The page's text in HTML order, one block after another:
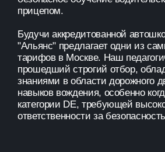
прицепом.
Будучи аккредитованной
"Альянс" предлагает одни из
тарифов в Москве. Наш
прошедший строгий отбор,
знаниями в области дорожного
навыков вождения, особенно
категории DE, требующей
ответственности за